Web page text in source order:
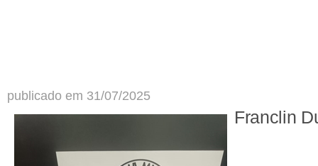
publicado em 31/07/2025
Franclin